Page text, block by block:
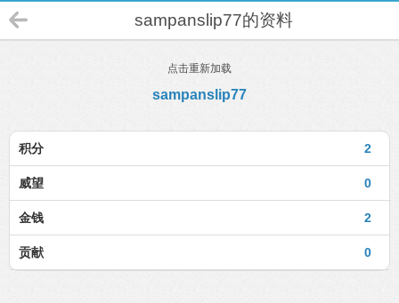
sampanslip77的资料
点击重新加载
sampanslip77
2
积分
0
威望
2
金钱
0
贡献